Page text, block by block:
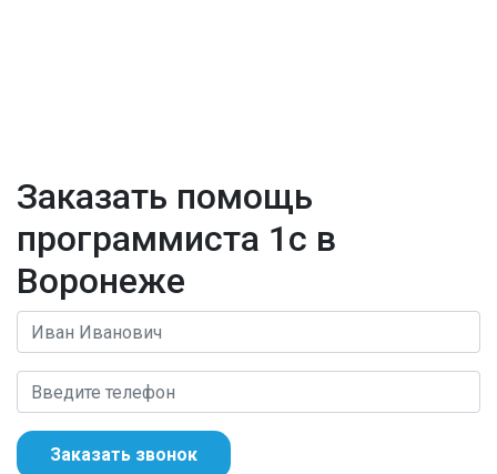
Заказать помощь
программиста 1с в
Воронеже
Заказать звонок